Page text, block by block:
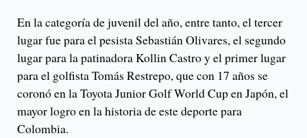
En la categoría de juvenil del año, entre tanto, el tercer
lugar fue para el pesista Sebastián Olivares, el segundo
lugar para la patinadora Kollin Castro y el primer lugar
para el golfista Tomás Restrepo, que con 17 años se
coronó en la Toyota Junior Golf World Cup en Japón, el
mayor logro en la historia de este deporte para
Colombia.